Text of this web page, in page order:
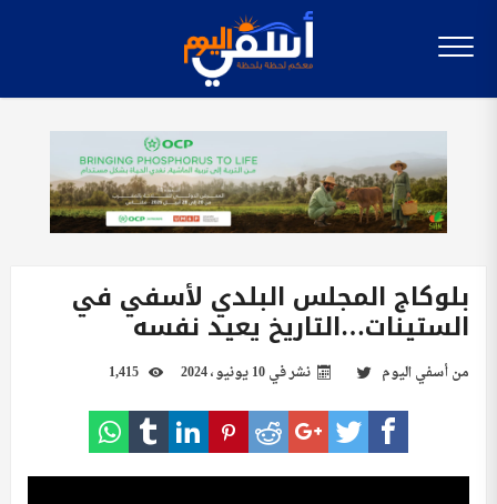
بلوكاج المجلس البلدي لأسفي في
الستينات…التاريخ يعيد نفسه
منأسفي اليوم نشر في10 يونيو، 2024